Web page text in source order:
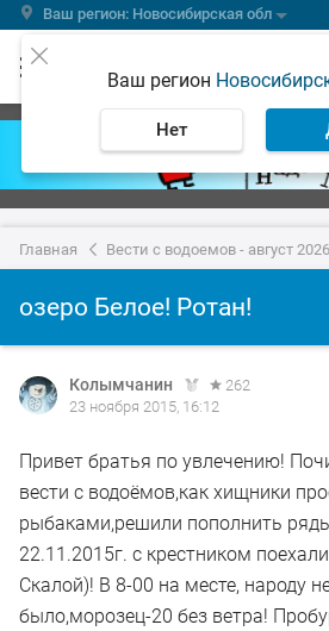
Ваш регион: Новосибирская обл
Ваш регион
Нет
Главная Вести с водоемов - август 2026
озеро Белое! Ротан!
Колымчанин
262
23 ноября 2015, 16:12
Привет братья по увлечению!
вести с водоёмов,как хищники
рыбаками,решили пополнить
22.11.2015г. с крестником
Скалой)! В 8-00 на месте, народу
было,морозец-20 без ветра!